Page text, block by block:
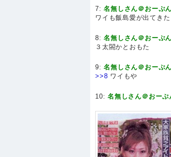
7:名無しさん＠おーぷん
ワイも飯島愛が出てきた
8:名無しさん＠おーぷん
３太閤かとおもた
9:名無しさん＠おーぷん
>>8 ワイもや
10:名無しさん＠おーぷ